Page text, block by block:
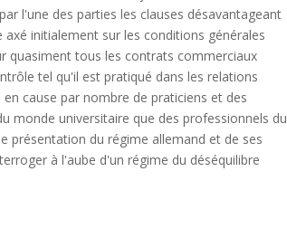
l'une des parties les clauses désavantageant
initialement sur les conditions générales
quasiment tous les contrats commerciaux
tel qu'il est pratiqué dans les relations
cause par nombre de praticiens et des
monde universitaire que des professionnels du
présentation du régime allemand et de ses
à l'aube d'un régime du déséquilibre